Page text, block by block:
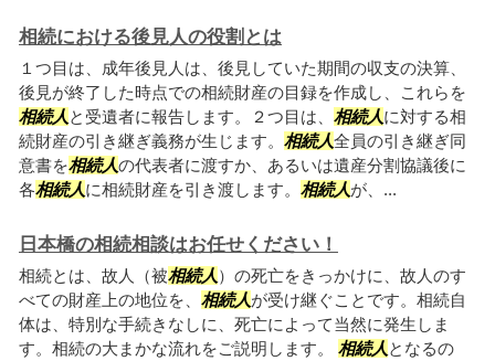
相続における後見人の役割とは
１つ目は、成年後見人は、後見していた期間の収支の決算、
後見が終了した時点での相続財産の目録を作成し、これらを
相続人 と受遺者に報告します。２つ目は、 相続人に対する相
続財産の引き継ぎ義務が生じます。 相続人全員の引き継ぎ同
意書を相続人の代表者に渡すか、あるいは遺産分割協議後に
各相続人に相続財産を引き渡します。 相続人が、...
日本橋の相続相談はお任せください！
相続とは、故人（被相続人 ）の死亡をきっかけに、故人のす
べての財産上の地位を、 相続人が受け継ぐことです。相続自
体は、特別な手続きなしに、死亡によって当然に発生しま
す。相続の大まかな流れをご説明します。 相続人 となるの